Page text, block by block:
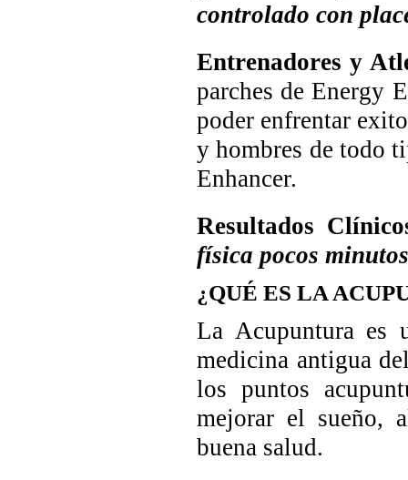
controlado con
Entrenadores y
parches de Energy
poder enfrentar
y hombres de todo
Enhancer.
Resultados
física pocos
¿QUÉ ES LA
La Acupuntura es
medicina antigua
los puntos
mejorar el sueño,
buena salud.